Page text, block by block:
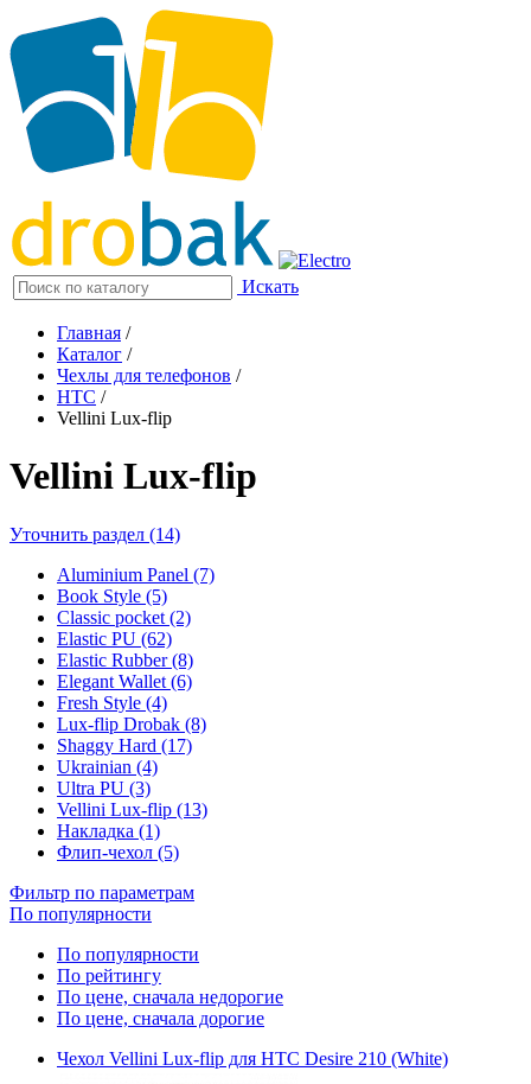
Искать
Главная /
Каталог /
Чехлы для телефонов /
HTC /
Vellini Lux-flip
Vellini Lux-flip
Уточнить раздел (14)
Aluminium Panel (7)
Book Style (5)
Classic pocket (2)
Elastic PU (62)
Elastic Rubber (8)
Elegant Wallet (6)
Fresh Style (4)
Lux-flip Drobak (8)
Shaggy Hard (17)
Ukrainian (4)
Ultra PU (3)
Vellini Lux-flip (13)
Накладка (1)
Флип-чехол (5)
Фильтр по параметрам
По популярности
По популярности
По рейтингу
По цене, сначала недорогие
По цене, сначала дорогие
Чехол Vellini Lux-flip для HTC Desire 210 (White)